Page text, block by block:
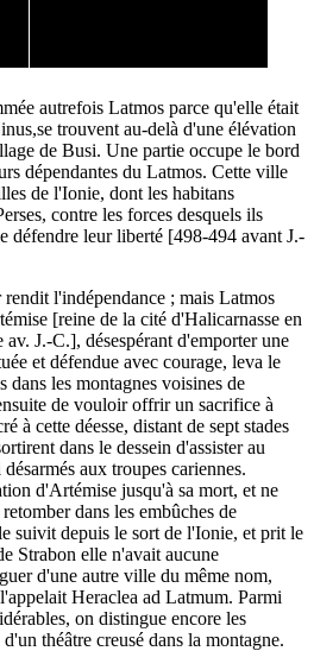
autrefois Latmos parce qu'elle était
trouvent au-delà d'une élévation
de Busi. Une partie occupe le bord
dépendantes du Latmos. Cette ville
de l'Ionie, dont les habitans
contre les forces desquels ils
défendre leur liberté [498-494 avant J.-
l'indépendance ; mais Latmos
[reine de la cité d'Halicarnasse en
J.-C.], désespérant d'emporter une
et défendue avec courage, leva le
dans les montagnes voisines de
de vouloir offrir un sacrifice à
à cette déesse, distant de sept stades
dans le dessein d'assister au
aux troupes cariennes.
d'Artémise jusqu'à sa mort, et ne
dans les embûches de
suivit depuis le sort de l'Ionie, et prit le
Strabon elle n'avait aucune
d'une autre ville du même nom,
Heraclea ad Latmum. Parmi
on distingue encore les
théâtre creusé dans la montagne.